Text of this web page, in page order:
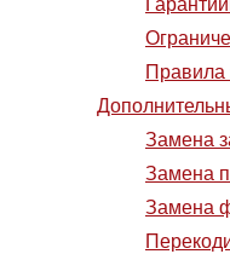
Правила
Замена
Замена
Замена